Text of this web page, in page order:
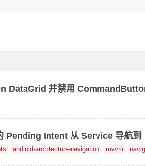
DataGrid 并禁用
Pending Intent 从 Service 导航到
android-architecture-navigation mvvm